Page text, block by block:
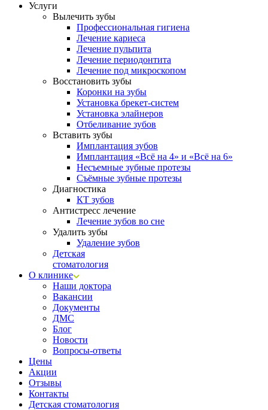
Услуги
Вылечить зубы
Профессиональная гигиена
Лечение кариеса
Лечение пульпита
Лечение периодонтита
Лечение под микроскопом
Восстановить зубы
Коронки на зубы
Установка брекет-систем
Установка элайнеров
Отбеливание зубов
Вставить зубы
Имплантация зубов
Имплантация «‎Всё на 4» и «‎Всё на 6»
Несъемные зубные протезы
Съёмные зубные протезы
Диагностика
КТ зубов
Антистресс лечение
Лечение зубов во сне
Удалить зубы
Удаление зубов
Детская
стоматология
О клинике
Наши доктора
Вакансии
Документы
ДМС
Блог
Новости
Вопросы-ответы
Цены
Акции
Отзывы
Контакты
Детская стоматология